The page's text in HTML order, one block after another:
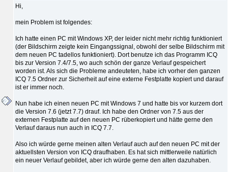
Hi,
mein Problem ist folgendes:
Ich hatte einen PC mit Windows XP, der leider nicht mehr richtig funktioniert
(der Bildschirm zeigte kein Eingangssignal, obwohl der selbe Bildschirm mit
dem neuen PC tadellos funktioniert). Dort benutze ich das Programm ICQ
bis zur Version 7.4/7.5, wo auch schön der ganze Verlauf gespeichert
worden ist. Als sich die Probleme andeuteten, habe ich vorher den ganzen
ICQ 7.5 Ordner zur Sicherheit auf eine externe Festplatte kopiert und darauf
ist er immer noch.
Nun habe ich einen neuen PC mit Windows 7 und hatte bis vor kurzem dort
die Version 7.6 (jetzt 7.7) drauf. Ich habe den Ordner von 7.5 aus der
externen Festplatte auf den neuen PC rüberkopiert und hätte gerne den
Verlauf daraus nun auch in ICQ 7.7.
Also ich würde gerne meinen alten Verlauf auch auf den neuen PC mit der
aktuellsten Version von ICQ draufhaben. Es hat sich mittlerweile natürlich
ein neuer Verlauf gebildet, aber ich würde gerne den alten dazuhaben.